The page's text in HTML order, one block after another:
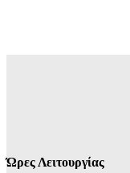
Ώρες Λειτουργίας